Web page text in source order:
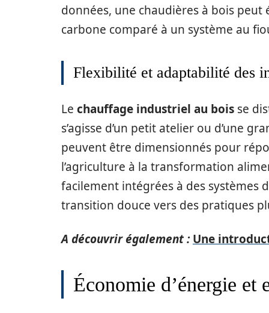
données, une chaudières à bois
carbone comparé à un système au
Flexibilité et adaptabilité des
Le chauffage industriel au bois se
s’agisse d’un petit atelier ou d’une
peuvent être dimensionnés pour
l’agriculture à la transformation
facilement intégrées à des systèmes
transition douce vers des pratiques
A découvrir également : Une
Économie d’énergie et